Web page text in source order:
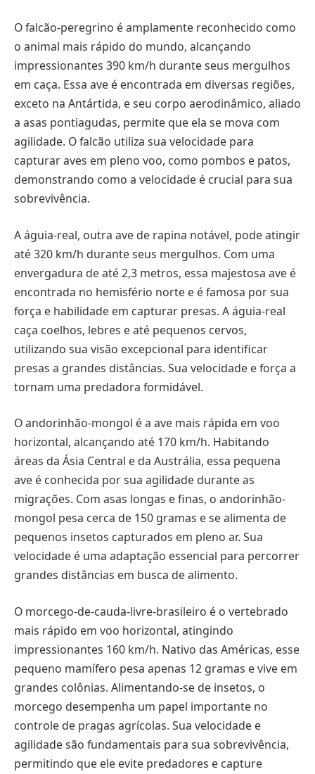
O falcão-peregrino é amplamente reconhecido como
o animal mais rápido do mundo, alcançando
impressionantes 390 km/h durante seus mergulhos
em caça. Essa ave é encontrada em diversas regiões,
exceto na Antártida, e seu corpo aerodinâmico, aliado
a asas pontiagudas, permite que ela se mova com
agilidade. O falcão utiliza sua velocidade para
capturar aves em pleno voo, como pombos e patos,
demonstrando como a velocidade é crucial para sua
sobrevivência.
A águia-real, outra ave de rapina notável, pode atingir
até 320 km/h durante seus mergulhos. Com uma
envergadura de até 2,3 metros, essa majestosa ave é
encontrada no hemisfério norte e é famosa por sua
força e habilidade em capturar presas. A águia-real
caça coelhos, lebres e até pequenos cervos,
utilizando sua visão excepcional para identificar
presas a grandes distâncias. Sua velocidade e força a
tornam uma predadora formidável.
O andorinhão-mongol é a ave mais rápida em voo
horizontal, alcançando até 170 km/h. Habitando
áreas da Ásia Central e da Austrália, essa pequena
ave é conhecida por sua agilidade durante as
migrações. Com asas longas e finas, o andorinhão-
mongol pesa cerca de 150 gramas e se alimenta de
pequenos insetos capturados em pleno ar. Sua
velocidade é uma adaptação essencial para percorrer
grandes distâncias em busca de alimento.
O morcego-de-cauda-livre-brasileiro é o vertebrado
mais rápido em voo horizontal, atingindo
impressionantes 160 km/h. Nativo das Américas, esse
pequeno mamífero pesa apenas 12 gramas e vive em
grandes colônias. Alimentando-se de insetos, o
morcego desempenha um papel importante no
controle de pragas agrícolas. Sua velocidade e
agilidade são fundamentais para sua sobrevivência,
permitindo que ele evite predadores e capture